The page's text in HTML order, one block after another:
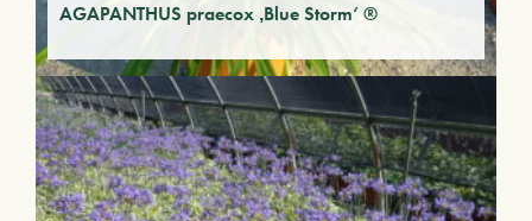
AGAPANTHUS praecox ‚Blue Storm‘ ®